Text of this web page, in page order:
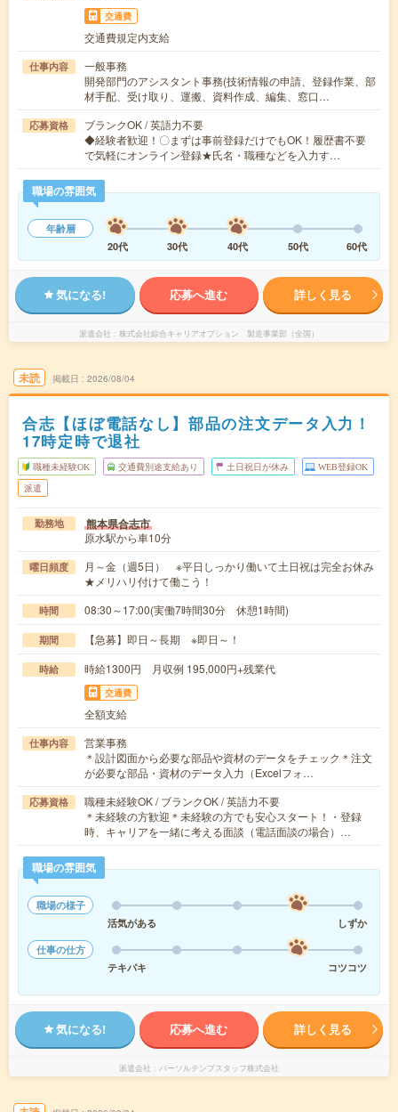
交通費
交通費規定内支給
仕事内容
一般事務
開発部門のアシスタント事務(技術情報の申請、登録作業、部
材手配、受け取り、運搬、資料作成、編集、窓口…
応募資格
ブランクOK / 英語力不要
◆経験者歓迎！〇まずは事前登録だけでもOK！履歴書不要
で気軽にオンライン登録★氏名・職種などを入力す…
職場の雰囲気
年齢層
20代
30代 40代 50代 60代
気になる! 応募へ進む 詳しく見る
派遣会社 株式会社綜合キャリアオプション 製造事業部（全国）
未読 掲載日 2026/08/04
合志【ほぼ電話なし】部品の注文データ入力！
17時定時で退社
職種未経験OK 交通費別途支給あり 土日祝日が休み WEB登録OK
派遣
勤務地 熊本県合志市
原水駅から車10分
曜日頻度
月～金（週5日） ※平日しっかり働いて土日祝は完全お休み
★メリハリ付けて働こう！
時間 08:30～17:00(実働7時間30分 休憩1時間)
期間 【急募】即日～長期 ※即日～！
時給 時給1300円 月収例 195,000円+残業代
交通費
全額支給
仕事内容
営業事務
＊設計図面から必要な部品や資材のデータをチェック＊注文
が必要な部品・資材のデータ入力（Excelフォ…
応募資格
職種未経験OK / ブランクOK / 英語力不要
＊未経験の方歓迎＊未経験の方でも安心スタート！・登録
時、キャリアを一緒に考える面談（電話面談の場合）…
職場の雰囲気
職場の様子
活気がある
しずか
仕事の仕方
テキパキ
コツコツ
気になる! 応募へ進む 詳しく見る
派遣会社 パーソルテンプスタッフ株式会社